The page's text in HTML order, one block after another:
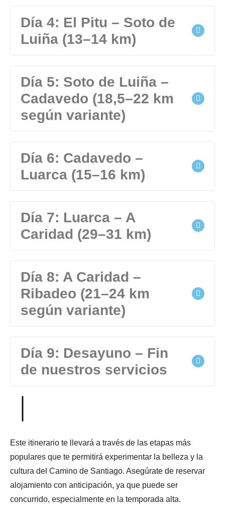
Día 4: El Pitu – Soto de
Luiña (13–14 km)
Día 5: Soto de Luiña –
Cadavedo (18,5–22 km
según variante)
Día 6: Cadavedo –
Luarca (15–16 km)
Día 7: Luarca – A
Caridad (29–31 km)
Día 8: A Caridad –
Ribadeo (21–24 km
según variante)
Día 9: Desayuno – Fin
de nuestros servicios
Este itinerario te llevará a través de las etapas más
populares que te permitirá experimentar la belleza y la
cultura del Camino de Santiago. Asegúrate de reservar
alojamiento con anticipación, ya que puede ser
concurrido, especialmente en la temporada alta.